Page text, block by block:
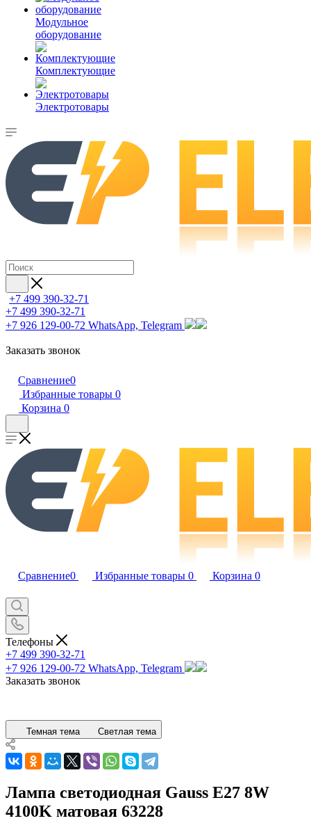
Модульное
оборудование
Комплектующие
Электротовары
+7 499 390-32-71
+7 499 390-32-71
+7 926 129-00-72 WhatsApp, Telegram
Заказать звонок
Сравнение0
Избранные товары 0
Корзина 0
Сравнение0 Избранные товары 0 Корзина 0
Телефоны
+7 499 390-32-71
+7 926 129-00-72 WhatsApp, Telegram
Заказать звонок
Темная тема Светлая тема
Лампа светодиодная Gauss E27 8W
4100K матовая 63228